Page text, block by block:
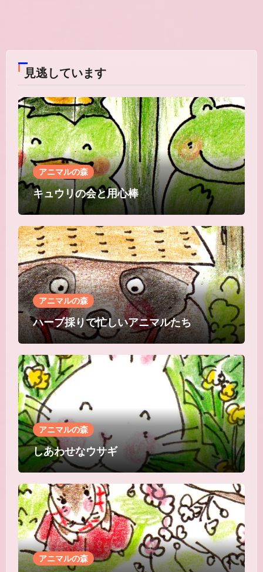
見逃しています
アニマルの森
キュウリの会と用心棒
アニマルの森
ハーブ採りで忙しいアニマルたち
アニマルの森
しあわせなウサギ
アニマルの森